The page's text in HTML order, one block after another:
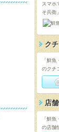
スマホ
そ兵衛
ク
「鮮
のクチ
店
「鮮
の店舗